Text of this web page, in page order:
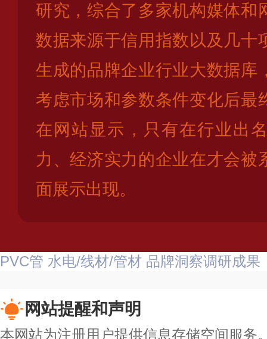
研究，综合了多家机构媒体和
数据来源于信用指数以及几十
生成的品牌企业行业大数据库
考虑市场和参数条件变化后最
在网站显示，只有在行业出
力、经济实力的企业在才会被
面展示出现。
PVC管 水电/线材/管材 品牌洞察调研成果
网站提醒和声明
本网站为注册用户提供信息存储空间服务